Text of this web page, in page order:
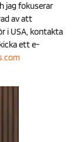
jag fokuserar
av att
i USA, kontakta
ett e-